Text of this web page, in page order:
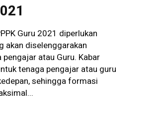
Guru 2021 diperlukan
akan diselenggarakan
atau Guru. Kabar
tenaga pengajar atau guru
sehingga formasi